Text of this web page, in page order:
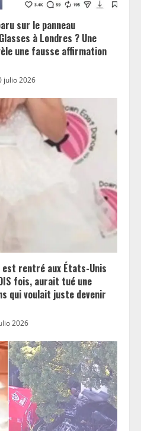
sur le panneau
à Londres ? Une
une fausse affirmation
julio 2026
rentré aux États-Unis
fois, aurait tué une
qui voulait juste devenir
2026